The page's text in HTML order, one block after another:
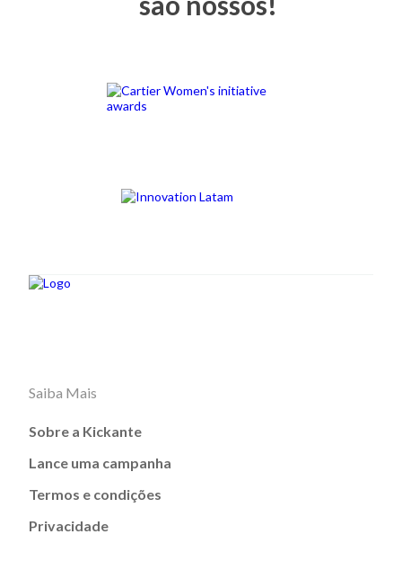
Saiba Mais
Sobre a Kickante
Lance uma campanha
Termos e condições
Privacidade